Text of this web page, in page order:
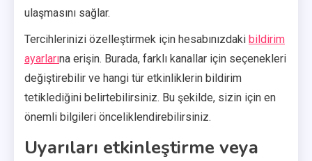
ulaşmasını sağlar.
Tercihlerinizi özelleştirmek için hesabınızdaki bildirim
ayarlarına erişin. Burada, farklı kanallar için seçenekleri
değiştirebilir ve hangi tür etkinliklerin bildirim
tetiklediğini belirtebilirsiniz. Bu şekilde, sizin için en
önemli bilgileri önceliklendirebilirsiniz.
Uyarıları etkinleştirme veya